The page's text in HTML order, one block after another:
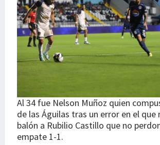
Al 34 fue Nelson Muñoz quien
de las Águilas tras un error en el que
balón a Rubilio Castillo que no
empate 1-1.